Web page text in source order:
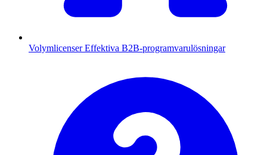
Volymlicenser Effektiva B2B-programvarulösningar